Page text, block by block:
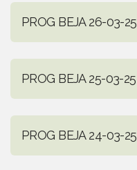
PROG BEJA 26-03-25
PROG BEJA 25-03-25
PROG BEJA 24-03-25